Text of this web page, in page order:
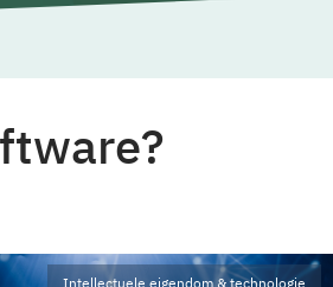
Intellectuele eigendom & technologie